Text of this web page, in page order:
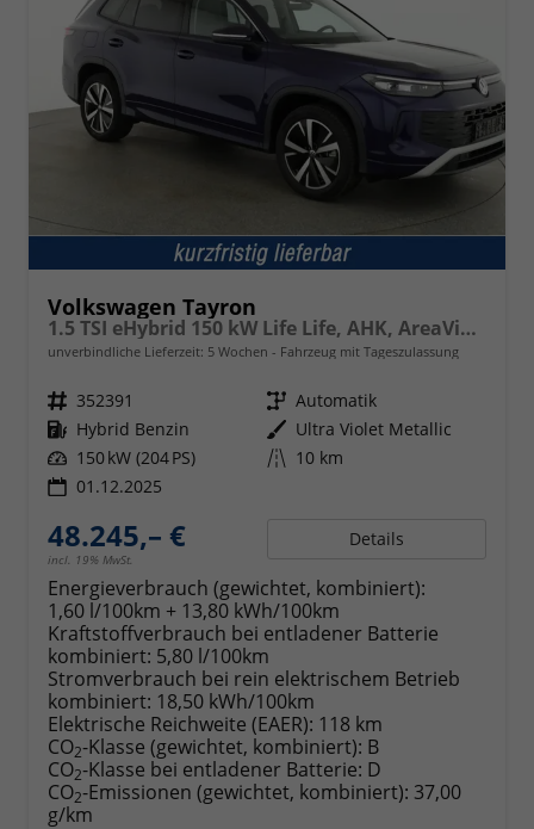
Volkswagen Tayron
1.5 TSI eHybrid 150 kW Life Life, AHK, AreaView, Side, Navi, Winter, 5-J. Garantie
unverbindliche Lieferzeit: 5 Wochen Fahrzeug mit Tageszulassung
Fahrzeugnr. 352391 Getriebe Automatik
Kraftstoff Hybrid Benzin Außenfarbe Ultra Violet Metallic
Leistung 150 kW (204 PS) Kilometerstand 10 km
01.12.2025
48.245,– €
incl. 19% MwSt.
Details
Energieverbrauch (gewichtet, kombiniert):
1,60 l/100km + 13,80 kWh/100km
Kraftstoffverbrauch bei entladener Batterie
kombiniert: 5,80 l/100km
Stromverbrauch bei rein elektrischem Betrieb
kombiniert: 18,50 kWh/100km
Elektrische Reichweite (EAER): 118 km
CO2-Klasse (gewichtet, kombiniert): B
CO2-Klasse bei entladener Batterie: D
CO2-Emissionen (gewichtet, kombiniert): 37,00
g/km